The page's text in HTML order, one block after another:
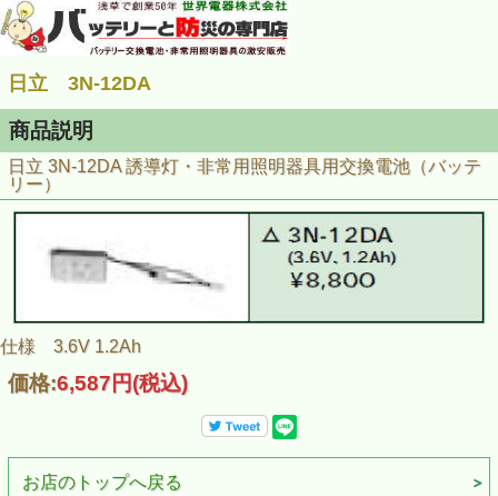
日立 3N-12DA
商品説明
日立 3N-12DA 誘導灯・非常用照明器具用交換電池（バッテ
リー）
仕様 3.6V 1.2Ah
価格:6,587円(税込)
お店のトップへ戻る